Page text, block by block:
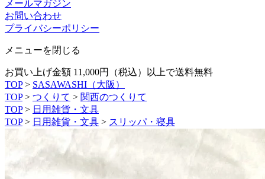
メールマガジン
お問い合わせ
プライバシーポリシー
メニューを閉じる
お買い上げ金額 11,000円（税込）以上で送料無料
TOP> SASAWASHI（大阪）
TOP > つくりて > 関西のつくりて
TOP > 日用雑貨・文具
TOP > 日用雑貨・文具 > スリッパ・寝具